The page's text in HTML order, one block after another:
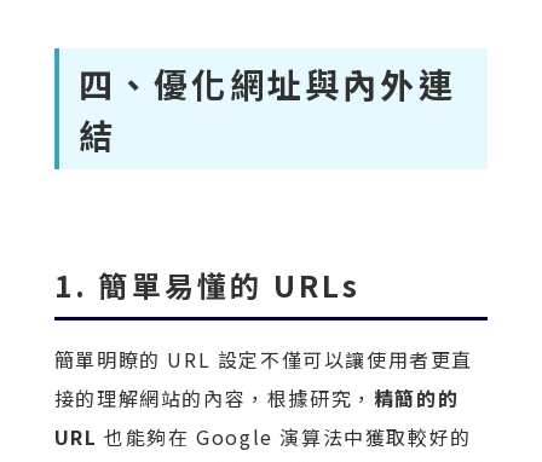
四、優化網址與內外連
結
1. 簡單易懂的 URLs
簡單明瞭的 URL 設定不僅可以讓使用者更直
接的理解網站的內容，根據研究， 精簡的的
URL 也能夠在 Google 演算法中獲取較好的